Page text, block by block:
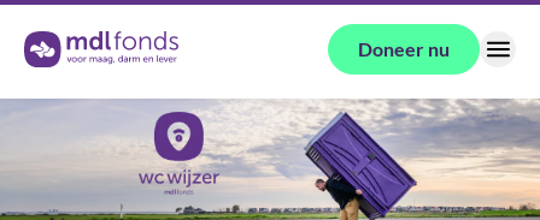
Terug naar de homepage Doneer nu